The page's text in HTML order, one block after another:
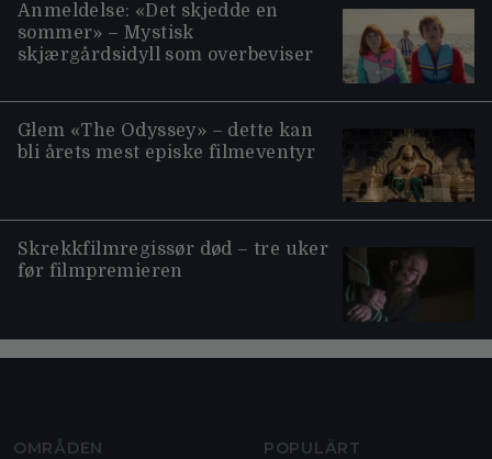
Anmeldelse: «Det skjedde en
sommer» – Mystisk
skjærgårdsidyll som overbeviser
Glem «The Odyssey» – dette kan
bli årets mest episke filmeventyr
Skrekkfilmregissør død – tre uker
før filmpremieren
OMRÅDEN POPULÄRT